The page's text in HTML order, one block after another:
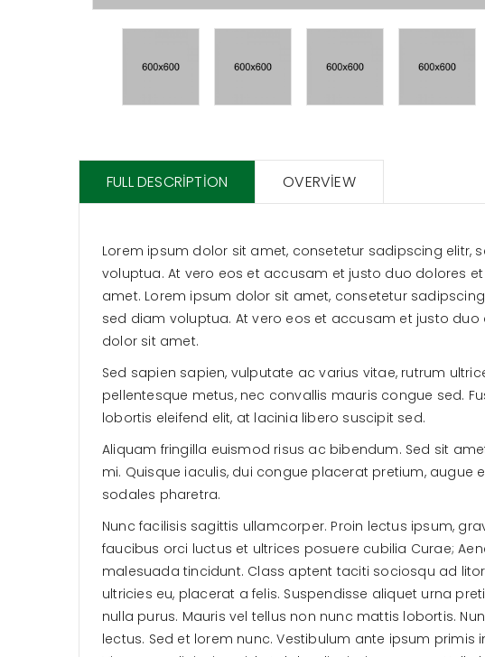
FULL DESCRIPTION OVERVIEW
Lorem ipsum dolor sit amet, consetetur sadipscing
voluptua. At vero eos et accusam et justo duo dolores
amet. Lorem ipsum dolor sit amet, consetetur
sed diam voluptua. At vero eos et accusam et justo
dolor sit amet.
Sed sapien sapien, vulputate ac varius vitae, rutrum
pellentesque metus, nec convallis mauris congue sed.
lobortis eleifend elit, at lacinia libero suscipit sed.
Aliquam fringilla euismod risus ac bibendum. Sed sit
mi. Quisque iaculis, dui congue placerat pretium,
sodales pharetra.
Nunc facilisis sagittis ullamcorper. Proin lectus ipsum,
faucibus orci luctus et ultrices posuere cubilia Curae;
malesuada tincidunt. Class aptent taciti sociosqu ad
ultricies eu, placerat a felis. Suspendisse aliquet urna
nulla purus. Mauris vel tellus non nunc mattis lobortis.
lectus. Sed et lorem nunc. Vestibulum ante ipsum